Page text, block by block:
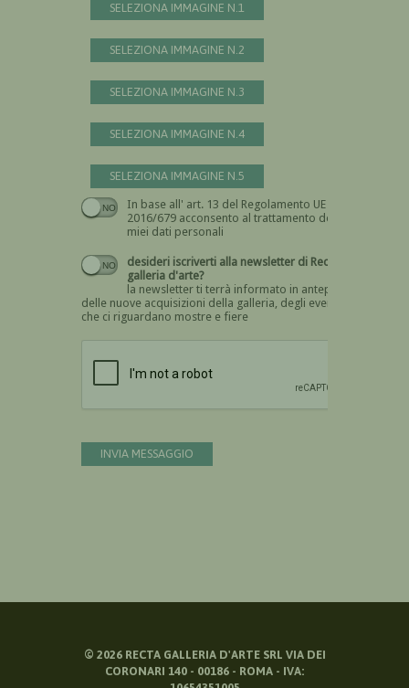
SELEZIONA IMMAGINE N.1
SELEZIONA IMMAGINE N.2
SELEZIONA IMMAGINE N.3
SELEZIONA IMMAGINE N.4
SELEZIONA IMMAGINE N.5
In base all' art. 13 del Regolamento UE n.
2016/679 acconsento al trattamento dei
miei dati personali
Devi dare il consenso
desideri iscriverti alla newsletter di Recta
galleria d'arte?
la newsletter ti terrà informato in anteprima
delle nuove acquisizioni della galleria, degli eventi
che ci riguardano mostre e fiere
INVIA MESSAGGIO
© 2026RECTA GALLERIA D'ARTE SRL VIA DEI
CORONARI 140 - 00186 - ROMA - IVA: